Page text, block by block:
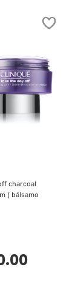
charcoal
( bálsamo